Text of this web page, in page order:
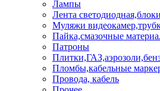
Лампы
Лента
Муляжи
Пайка,смазочные
Патроны
Пломбы,кабельные
Провода, кабель